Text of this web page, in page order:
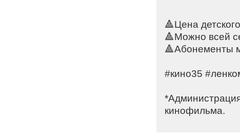
🔺Цена
🔺Можно всей
🔺Абонементы
#кино35
кинофильма.⠀⠀